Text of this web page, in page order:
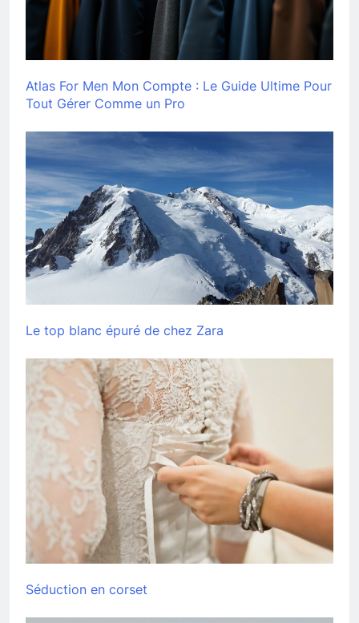
Atlas For Men Mon Compte : Le Guide Ultime Pour
Tout Gérer Comme un Pro
Le top blanc épuré de chez Zara
Séduction en corset